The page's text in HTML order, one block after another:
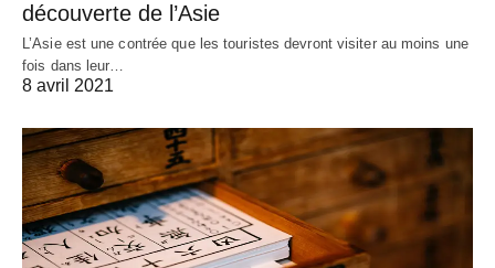
découverte de l’Asie
L’Asie est une contrée que les touristes devront visiter au moins une
fois dans leur…
8 avril 2021